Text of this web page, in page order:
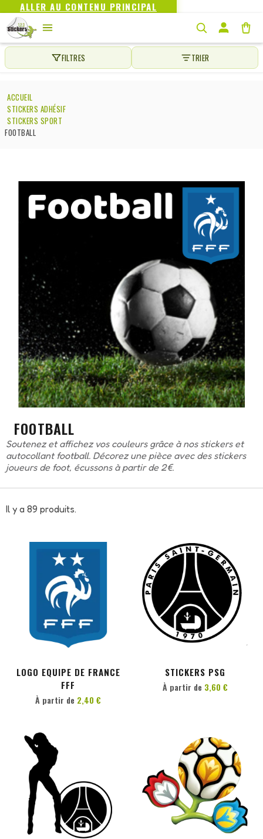
ALLER AU CONTENU PRINCIPAL
FILTRES TRIER
ACCUEIL
STICKERS ADHÉSIF
STICKERS SPORT
FOOTBALL
FOOTBALL
Soutenez et affichez vos couleurs grâce à nos stickers et
autocollant football. Décorez une pièce avec des stickers
joueurs de foot, écussons à partir de 2€.
Il y a 89 produits.
LOGO EQUIPE DE FRANCE
FFF
PERSONNALISER
À partir de 2,40 €
STICKERS PSG
PERSONNALISER
À partir de 3,60 €
PERSONNALISER PERSONNALISER